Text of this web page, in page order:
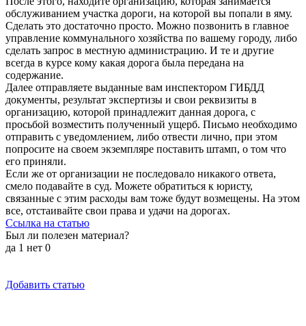
обслуживанием участка дороги, на которой вы попали в яму.
Сделать это достаточно просто. Можно позвонить в главное
управление коммунального хозяйства по вашему городу, либо
сделать запрос в местную администрацию. И те и другие
всегда в курсе кому какая дорога была передана на
содержание.
Далее отправляете выданные вам инспектором ГИБДД
документы, результат экспертизы и свои реквизиты в
организацию, которой принадлежит данная дорога, с
просьбой возместить полученный ущерб. Письмо необходимо
отправить с уведомлением, либо отвести лично, при этом
попросите на своем экземпляре поставить штамп, о том что
его приняли.
Если же от организации не последовало никакого ответа,
смело подавайте в суд. Можете обратиться к юристу,
связанные с этим расходы вам тоже будут возмещены. На этом
все, отстаивайте свои права и удачи на дорогах.
Ссылка на статью
Был ли полезен материал?
да 1 нет 0
Добавить статью